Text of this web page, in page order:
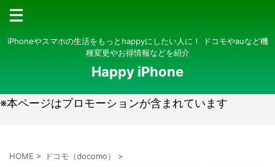
iPhoneやスマホの生活をもっとhappyにしたい人に！ ドコモやauなど機
種変更やお得情報などを紹介
Happy iPhone
※本ページはプロモーションが含まれています
HOME > ドコモ（docomo） >